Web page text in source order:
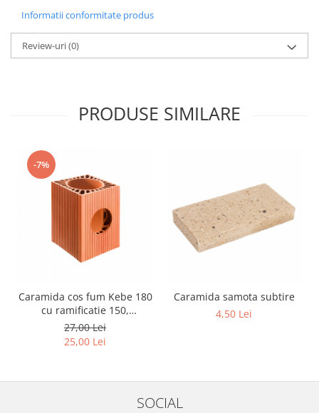
Informatii conformitate produs
Review-uri(0)
PRODUSE SIMILARE
-7%
Caramida cos fum Kebe 180
cu ramificatie 150,
250x250x330mm
27,00 Lei
25,00 Lei
Caramida samota subtire
4,50 Lei
SOCIAL